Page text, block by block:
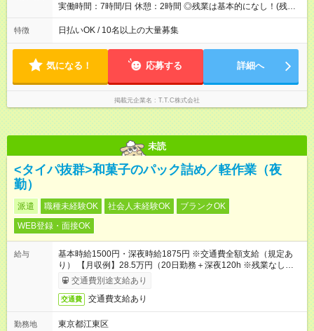
実働時間：7時間/日 休憩：2時間 ◎残業は基本的になし！(残業
あった場合は全額支給します) ◎平日のみOK ◎週4日以上OK ◎
即日勤務OK ◎友達と応募OK
特徴 日払いOK / 10名以上の大量募集
気になる！ 応募する 詳細へ
掲載元企業名 T.T.C株式会社
未読
<タイパ抜群>和菓子のパック詰め／軽作業（夜
勤）
派遣 職種未経験OK 社会人未経験OK
ブランクOK
WEB登録・面接OK
給与
基本時給1500円・深夜時給1875円 ※交通費全額支給（規定あ
り） 【月収例】28.5万円（20日勤務＋深夜120h ※残業なしの場
合）交通費別途支給あり
交通費 交通費支給あり
勤務地
東京都江東区